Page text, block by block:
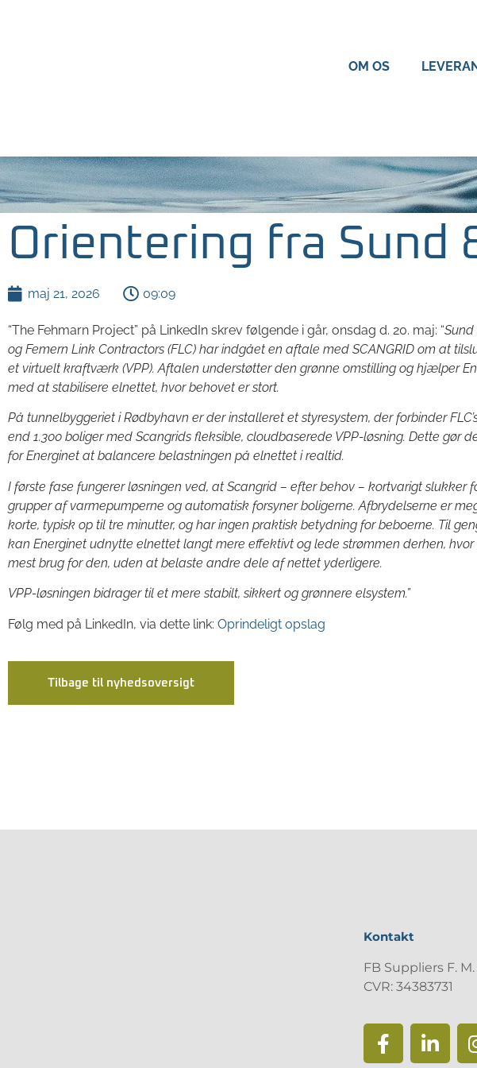
OM OS
Orientering fra Sund
maj 21, 2026 09:09
“The Fehmarn Project” på LinkedIn skrev følgende i går, onsdag d. 20. maj: “
og Femern Link Contractors (FLC) har indgået en aftale med SCANGRID om at
et virtuelt kraftværk (VPP). Aftalen understøtter den grønne omstilling og hjælper
med at stabilisere elnettet, hvor behovet er stort.
På tunnelbyggeriet i Rødbyhavn er der installeret et styresystem, der forbinder
end 1.300 boliger med Scangrids fleksible, cloudbaserede VPP-løsning. Dette gør
for Energinet at balancere belastningen på elnettet i realtid.
I første fase fungerer løsningen ved, at Scangrid – efter behov – kortvarigt slukker
grupper af varmepumperne og automatisk forsyner boligerne. Afbrydelserne er
korte, typisk op til tre minutter, og har ingen praktisk betydning for beboerne. Til
kan Energinet udnytte elnettet langt mere effektivt og lede strømmen derhen, hvor
mest brug for den, uden at belaste andre dele af nettet yderligere.
VPP-løsningen bidrager til et mere stabilt, sikkert og grønnere elsystem.”
Følg med på LinkedIn, via dette link: Oprindeligt opslag
Tilbage til nyhedsoversigt
Kontakt
FB Suppliers F. M.
CVR: 34383731